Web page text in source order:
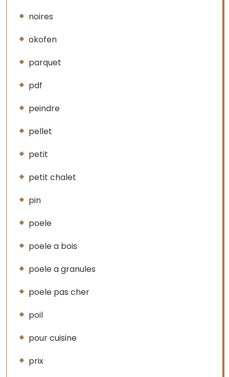
noires
okofen
parquet
pdf
peindre
pellet
petit
petit chalet
pin
poele
poele a bois
poele a granules
poele pas cher
poil
pour cuisine
prix